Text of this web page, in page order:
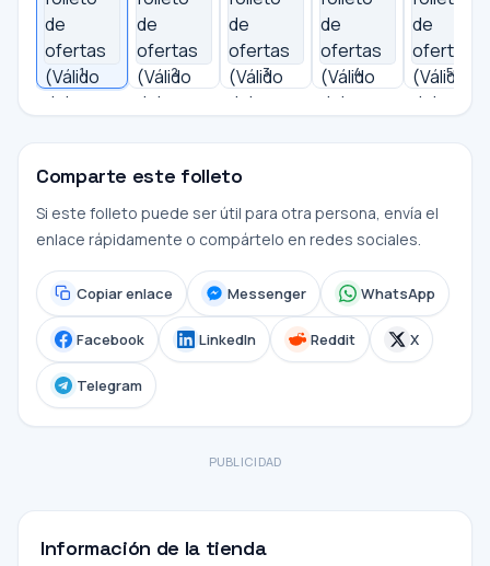
1 2 3 4 5
Comparte este folleto
Si este folleto puede ser útil para otra persona, envía el
enlace rápidamente o compártelo en redes sociales.
Copiar enlace Messenger WhatsApp
Facebook LinkedIn Reddit X
Telegram
PUBLICIDAD
Información de la tienda